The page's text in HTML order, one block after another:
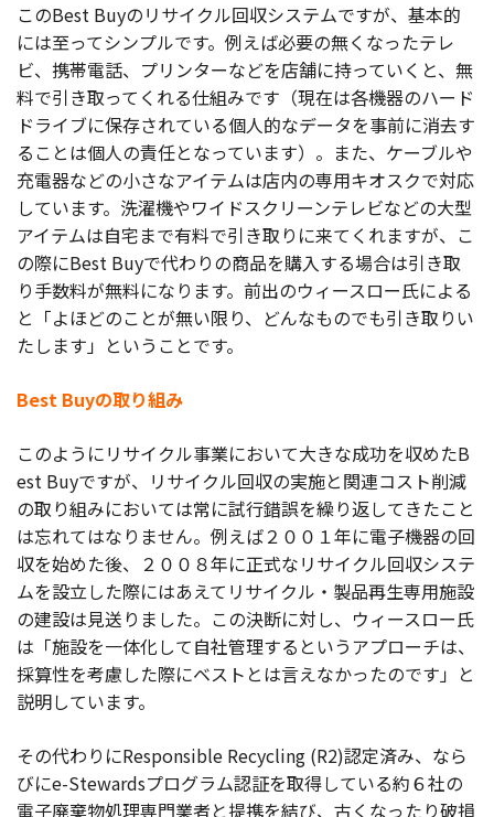
このBest Buyのリサイクル回収システムですが、基本的
には至ってシンプルです。例えば必要の無くなったテレ
ビ、携帯電話、プリンターなどを店舗に持っていくと、無
料で引き取ってくれる仕組みです（現在は各機器のハード
ドライブに保存されている個人的なデータを事前に消去す
ることは個人の責任となっています）。また、ケーブルや
充電器などの小さなアイテムは店内の専用キオスクで対応
しています。洗濯機やワイドスクリーンテレビなどの大型
アイテムは自宅まで有料で引き取りに来てくれますが、こ
の際にBest Buyで代わりの商品を購入する場合は引き取
り手数料が無料になります。前出のウィースロー氏による
と「よほどのことが無い限り、どんなものでも引き取りい
たします」ということです。
Best Buyの取り組み
このようにリサイクル事業において大きな成功を収めたB
est Buyですが、リサイクル回収の実施と関連コスト削減
の取り組みにおいては常に試行錯誤を繰り返してきたこと
は忘れてはなりません。例えば２００１年に電子機器の回
収を始めた後、２００８年に正式なリサイクル回収システ
ムを設立した際にはあえてリサイクル・製品再生専用施設
の建設は見送りました。この決断に対し、ウィースロー氏
は「施設を一体化して自社管理するというアプローチは、
採算性を考慮した際にベストとは言えなかったのです」と
説明しています。
その代わりにResponsible Recycling (R2)認定済み、なら
びにe-Stewardsプログラム認証を取得している約６社の
電子廃棄物処理専門業者と提携を結び、古くなったり破損